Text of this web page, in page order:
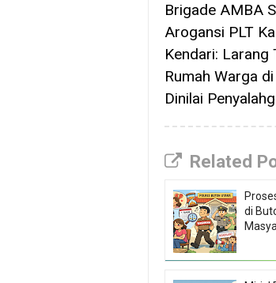
Brigade AMBA
Arogansi PLT
Kendari: Larang
Rumah Warga
Dinilai
Related
di